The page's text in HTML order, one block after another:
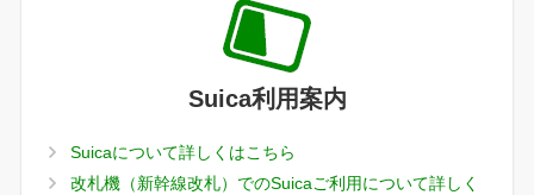
Suica利用案内
Suicaについて詳しくはこちら
改札機（新幹線改札）でのSuicaご利用について詳しく